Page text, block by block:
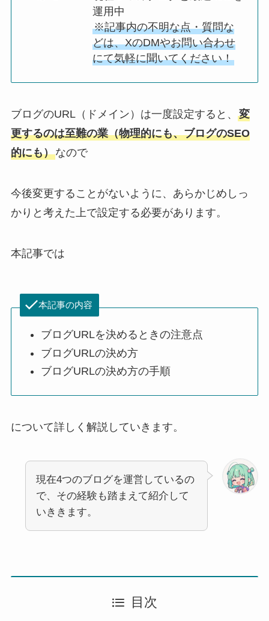
運用中
※記事内の不明な点・質問な
どは、XのDMやお問い合わせ
にて気軽に聞いてください！
ブログのURL（ドメイン）は一度設定すると、 変
更するのは至難の業（物理的にも、ブログのSEO
的にも）なので
今後変更することがないように、あらかじめしっ
かりと考えた上で設定する必要があります。
本記事では
本記事の内容
ブログURLを決めるときの注意点
ブログURLの決め方
ブログURLの決め方の手順
について詳しく解説していきます。
現在4つのブログを運営しているの
で、その経験も踏まえて紹介して
いききます。
目次